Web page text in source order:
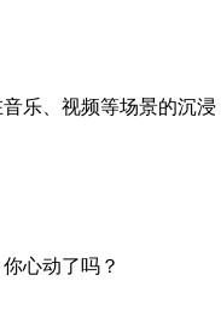
乐、视频等场景的沉浸
心动了吗？